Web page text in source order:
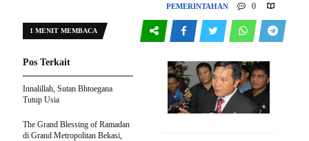
PEMERINTAHAN 0
117
1 MENIT MEMBACA
Pos Terkait
Innalillah, Sutan Bhtoegana
Tutup Usia
The Grand Blessing of Ramadan
di Grand Metropolitan Bekasi,